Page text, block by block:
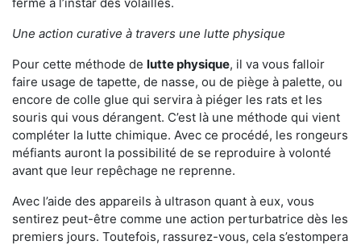
Une action curative à travers une lutte physique
Pour cette méthode de lutte physique, il va vous falloir
faire usage de tapette, de nasse, ou de piège à palette, ou
encore de colle glue qui servira à piéger les rats et les
souris qui vous dérangent. C’est là une méthode qui vient
compléter la lutte chimique. Avec ce procédé, les rongeurs
méfiants auront la possibilité de se reproduire à volonté
avant que leur repêchage ne reprenne.
Avec l’aide des appareils à ultrason quant à eux, vous
sentirez peut-être comme une action perturbatrice dès les
premiers jours. Toutefois, rassurez-vous, cela s’estompera